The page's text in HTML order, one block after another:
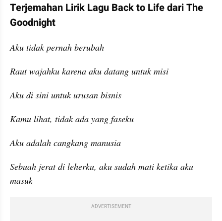
Terjemahan Lirik Lagu Back to Life dari The
Goodnight
Aku tidak pernah berubah
Raut wajahku karena aku datang untuk misi
Aku di sini untuk urusan bisnis
Kamu lihat, tidak ada yang faseku
Aku adalah cangkang manusia
Sebuah jerat di leherku, aku sudah mati ketika aku
masuk
ADVERTISEMENT